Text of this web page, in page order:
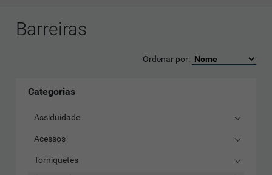
Barreiras
Ordenar por:
Categorias
Assiduidade
Acessos
Torniquetes